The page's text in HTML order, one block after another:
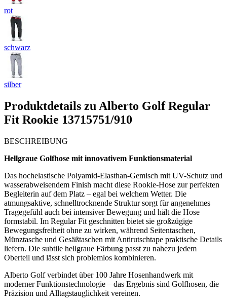
rot
schwarz
silber
Produktdetails zu Alberto Golf Regular
Fit Rookie 13715751/910
BESCHREIBUNG
Hellgraue Golfhose mit innovativem Funktionsmaterial
Das hochelastische Polyamid-Elasthan-Gemisch mit UV-Schutz und
wasserabweisendem Finish macht diese Rookie-Hose zur perfekten
Begleiterin auf dem Platz – egal bei welchem Wetter. Die
atmungsaktive, schnelltrocknende Struktur sorgt für angenehmes
Tragegefühl auch bei intensiver Bewegung und hält die Hose
formstabil. Im Regular Fit geschnitten bietet sie großzügige
Bewegungsfreiheit ohne zu wirken, während Seitentaschen,
Münztasche und Gesäßtaschen mit Antirutschtape praktische Details
liefern. Die subtile hellgraue Färbung passt zu nahezu jedem
Oberteil und lässt sich problemlos kombinieren.
Alberto Golf verbindet über 100 Jahre Hosenhandwerk mit
moderner Funktionstech­nologie – das Ergebnis sind Golfhosen, die
Präzision und Alltags­tauglichkeit vereinen.